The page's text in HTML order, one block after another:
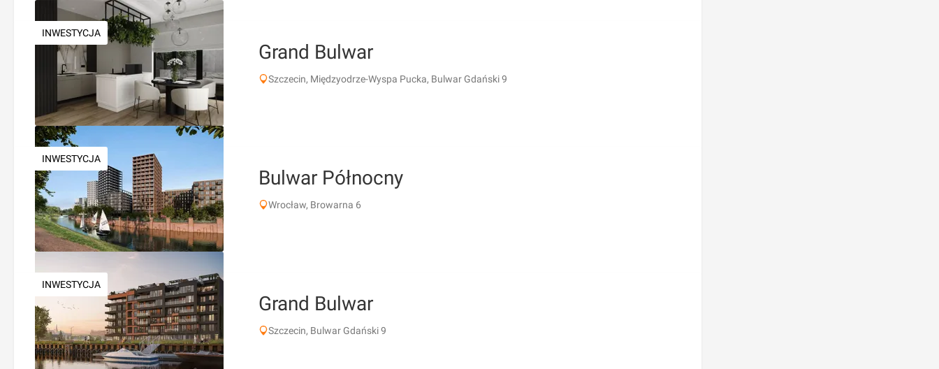
INWESTYCJA
Grand Bulwar
Szczecin, Międzyodrze-Wyspa Pucka, Bulwar Gdański 9
INWESTYCJA
Bulwar Północny
Wrocław, Browarna 6
INWESTYCJA
Grand Bulwar
Szczecin, Bulwar Gdański 9